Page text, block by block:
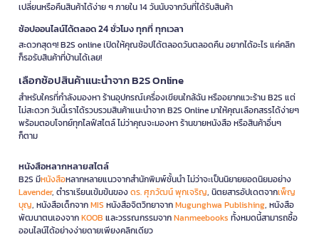
เปลี่ยนหรือคืนสินค้าได้ง่าย ๆ ภายใน 14 วันนับจากวันที่ได้รับสินค้า
ช้อปออนไลน์ได้ตลอด 24 ชั่วโมง ทุกที่ ทุกเวลา
สะดวกสุดๆ! B2S online เปิดให้คุณช้อปได้ตลอดวันตลอดคืน อยากได้อะไร แค่คลิก
ก็รอรับสินค้าที่บ้านได้เลย!
เลือกช้อปสินค้าแนะนำจาก B2S Online
สำหรับใครที่กำลังมองหา ร้านอุปกรณ์เครื่องเขียนใกล้ฉัน หรืออยากแวะร้าน B2S แต่
ไม่สะดวก วันนี้เราได้รวบรวมสินค้าแนะนำจาก B2S Online มาให้คุณเลือกสรรได้ง่ายๆ
พร้อมตอบโจทย์ทุกไลฟ์สไตล์ ไม่ว่าคุณจะมองหา ร้านขายหนังสือ หรือสินค้าอื่นๆ
ก็ตาม
หนังสือหลากหลายสไตล์
B2S มีหนังสือหลากหลายแนวจากสำนักพิมพ์ชั้นนำ ไม่ว่าจะเป็นนิยายยอดนิยมอย่าง
Lavender, ตำราเรียนเข้มข้นของดร. ศุภวัฒน์ พุกเจริญ, นิตยสารอัปเดตจากเพ็ญ
บุญ, หนังสือเด็กจากMIS หนังสือจิตวิทยาจากMugunghwa Publishing, หนังสือ
พัฒนาตนเองจากKOOB และวรรณกรรมจากNanmeebooks ทั้งหมดนี้สามารถซื้อ
ออนไลน์ได้อย่างง่ายดายเพียงคลิกเดียว